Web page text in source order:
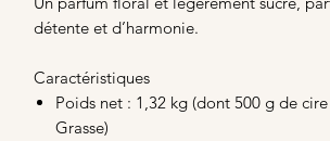
détente et d’harmonie.
Caractéristiques
Poids net : 1,32 kg (dont 500 g de
Grasse)